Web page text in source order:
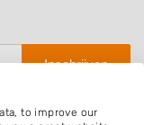
Inschrijven
to improve our